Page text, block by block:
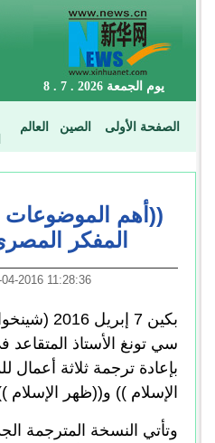
((أهم الموضوعات
المفكر
11:28:36 07-04-2016 | Arabic. News. Cn
بكين 7
سي تونغ الأستاذ المتقاعد
بإعادة ترجمة ثلاثة
الإسلام )) و((ظهر الإسلام
وتأتي النسخة المترجمة